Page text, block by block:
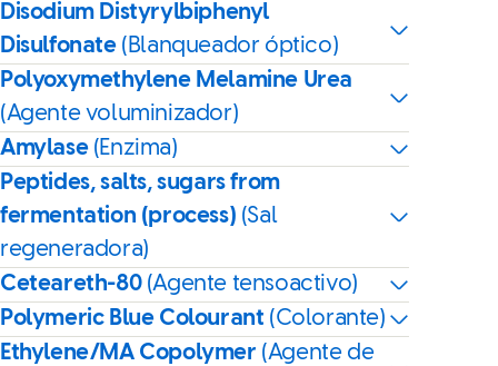
Disodium Distyrylbiphenyl
Disulfonate (Blanqueador óptico)
Polyoxymethylene Melamine Urea
(Agente voluminizador)
Amylase (Enzima)
Peptides, salts, sugars from
fermentation (process) (Sal
regeneradora)
Ceteareth-80 (Agente tensoactivo)
Polymeric Blue Colourant (Colorante)
Ethylene/MA Copolymer (Agente de